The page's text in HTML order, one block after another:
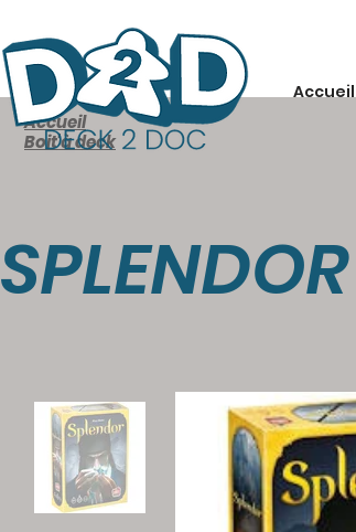
Accueil
Accueil
Boit'à deck
SPLENDOR